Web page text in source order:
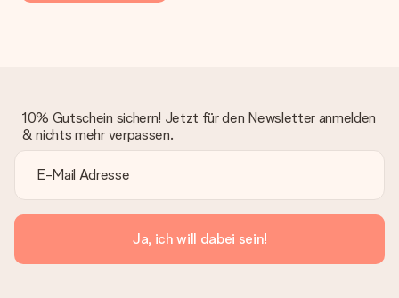
10% Gutschein sichern! Jetzt für den Newsletter anmelden
& nichts mehr verpassen.
Ja, ich will dabei sein!